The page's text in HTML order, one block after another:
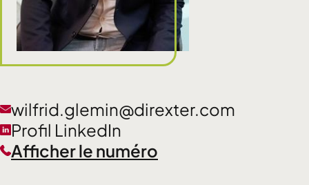
wilfrid.glemin@direxter.com
Profil LinkedIn
Afficher le numéro